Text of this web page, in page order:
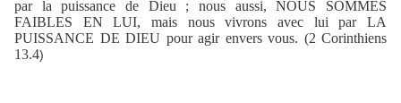
par la puissance de Dieu ; nous aussi, NOUS SOMMES
FAIBLES EN LUI, mais nous vivrons avec lui par LA
PUISSANCE DE DIEU pour agir envers vous. (2 Corinthiens
13.4)